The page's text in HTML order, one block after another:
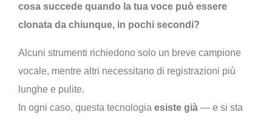
cosa succede quando la tua voce può essere
clonata da chiunque, in pochi secondi?
Alcuni strumenti richiedono solo un breve campione
vocale, mentre altri necessitano di registrazioni più
lunghe e pulite.
In ogni caso, questa tecnologia esiste già — e si sta